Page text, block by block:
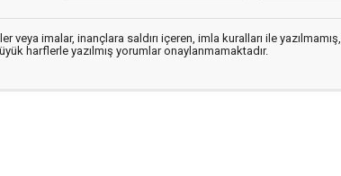
veya imalar, inançlara saldırı içeren, imla kuralları ile yazılmamış,
harflerle yazılmış yorumlar onaylanmamaktadır.